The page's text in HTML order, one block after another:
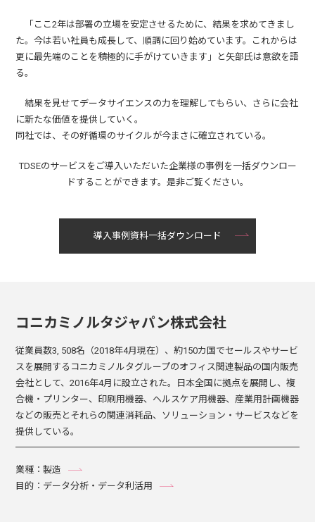
「ここ2年は部署の立場を安定させるために、結果を求めてきまし
た。今は若い社員も成長して、順調に回り始めています。これからは
更に最先端のことを積極的に手がけていきます」と矢部氏は意欲を語
る。
結果を見せてデータサイエンスの力を理解してもらい、さらに会社
に新たな価値を提供していく。
同社では、その好循環のサイクルが今まさに確立されている。
TDSEのサービスをご導入いただいた企業様の事例を一括ダウンロー
ドすることができます。是非ご覧ください。
導入事例資料一括ダウンロード
コニカミノルタジャパン株式会社
従業員数3, 508名（2018年4月現在）、約150カ国でセールスやサービ
スを展開するコニカミノルタグループのオフィス関連製品の国内販売
会社として、2016年4月に設立された。日本全国に拠点を展開し、複
合機・プリンター、印刷用機器、ヘルスケア用機器、産業用計画機器
などの販売とそれらの関連消耗品、ソリューション・サービスなどを
提供している。
業種：製造
目的：データ分析・データ利活用